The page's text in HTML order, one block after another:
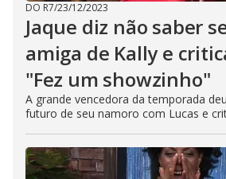
DO R7/23/12/2023
Jaque diz não saber
amiga de Kally e
"Fez um showzinho"
A grande vencedora da temporada
futuro de seu namoro com Lucas e